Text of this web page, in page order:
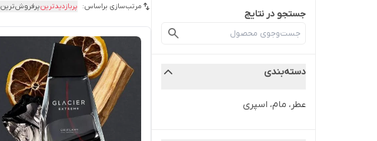
جستجو در نتایج
دسته‌بندی
عطر، مام، اسپری
مرتب‌سازی براساس: پربازدیدترینپرفروش‌ترین